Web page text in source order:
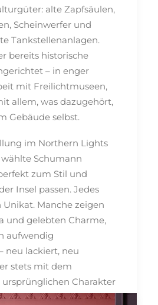
alte Zapfsäulen,
Scheinwerfer und
Tankstellenanlagen.
bereits historische
– in enger
mit Freilichtmuseen,
allem, was dazugehört,
Gebäude selbst.
im Northern Lights
Schumann
zum Stil und
Insel passen. Jedes
Unikat. Manche zeigen
und gelebten Charme,
aufwendig
neu lackiert, neu
stets mit dem
ursprünglichen Charakter
das Beste aus dem